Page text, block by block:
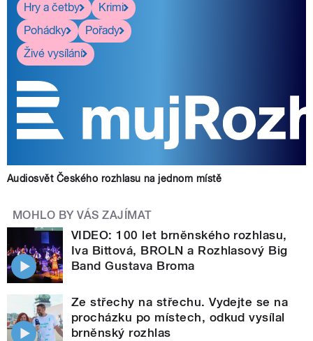
Hry a četby
Krimi
Pohádky
Pořady
Živé vysílání
Audiosvět Českého rozhlasu na jednom místě
MOHLO BY VÁS ZAJÍMAT
VIDEO: 100 let brněnského rozhlasu,
Iva Bittová, BROLN a Rozhlasový Big
Band Gustava Broma
Ze střechy na střechu. Vydejte se na
procházku po místech, odkud vysílal
brněnský rozhlas